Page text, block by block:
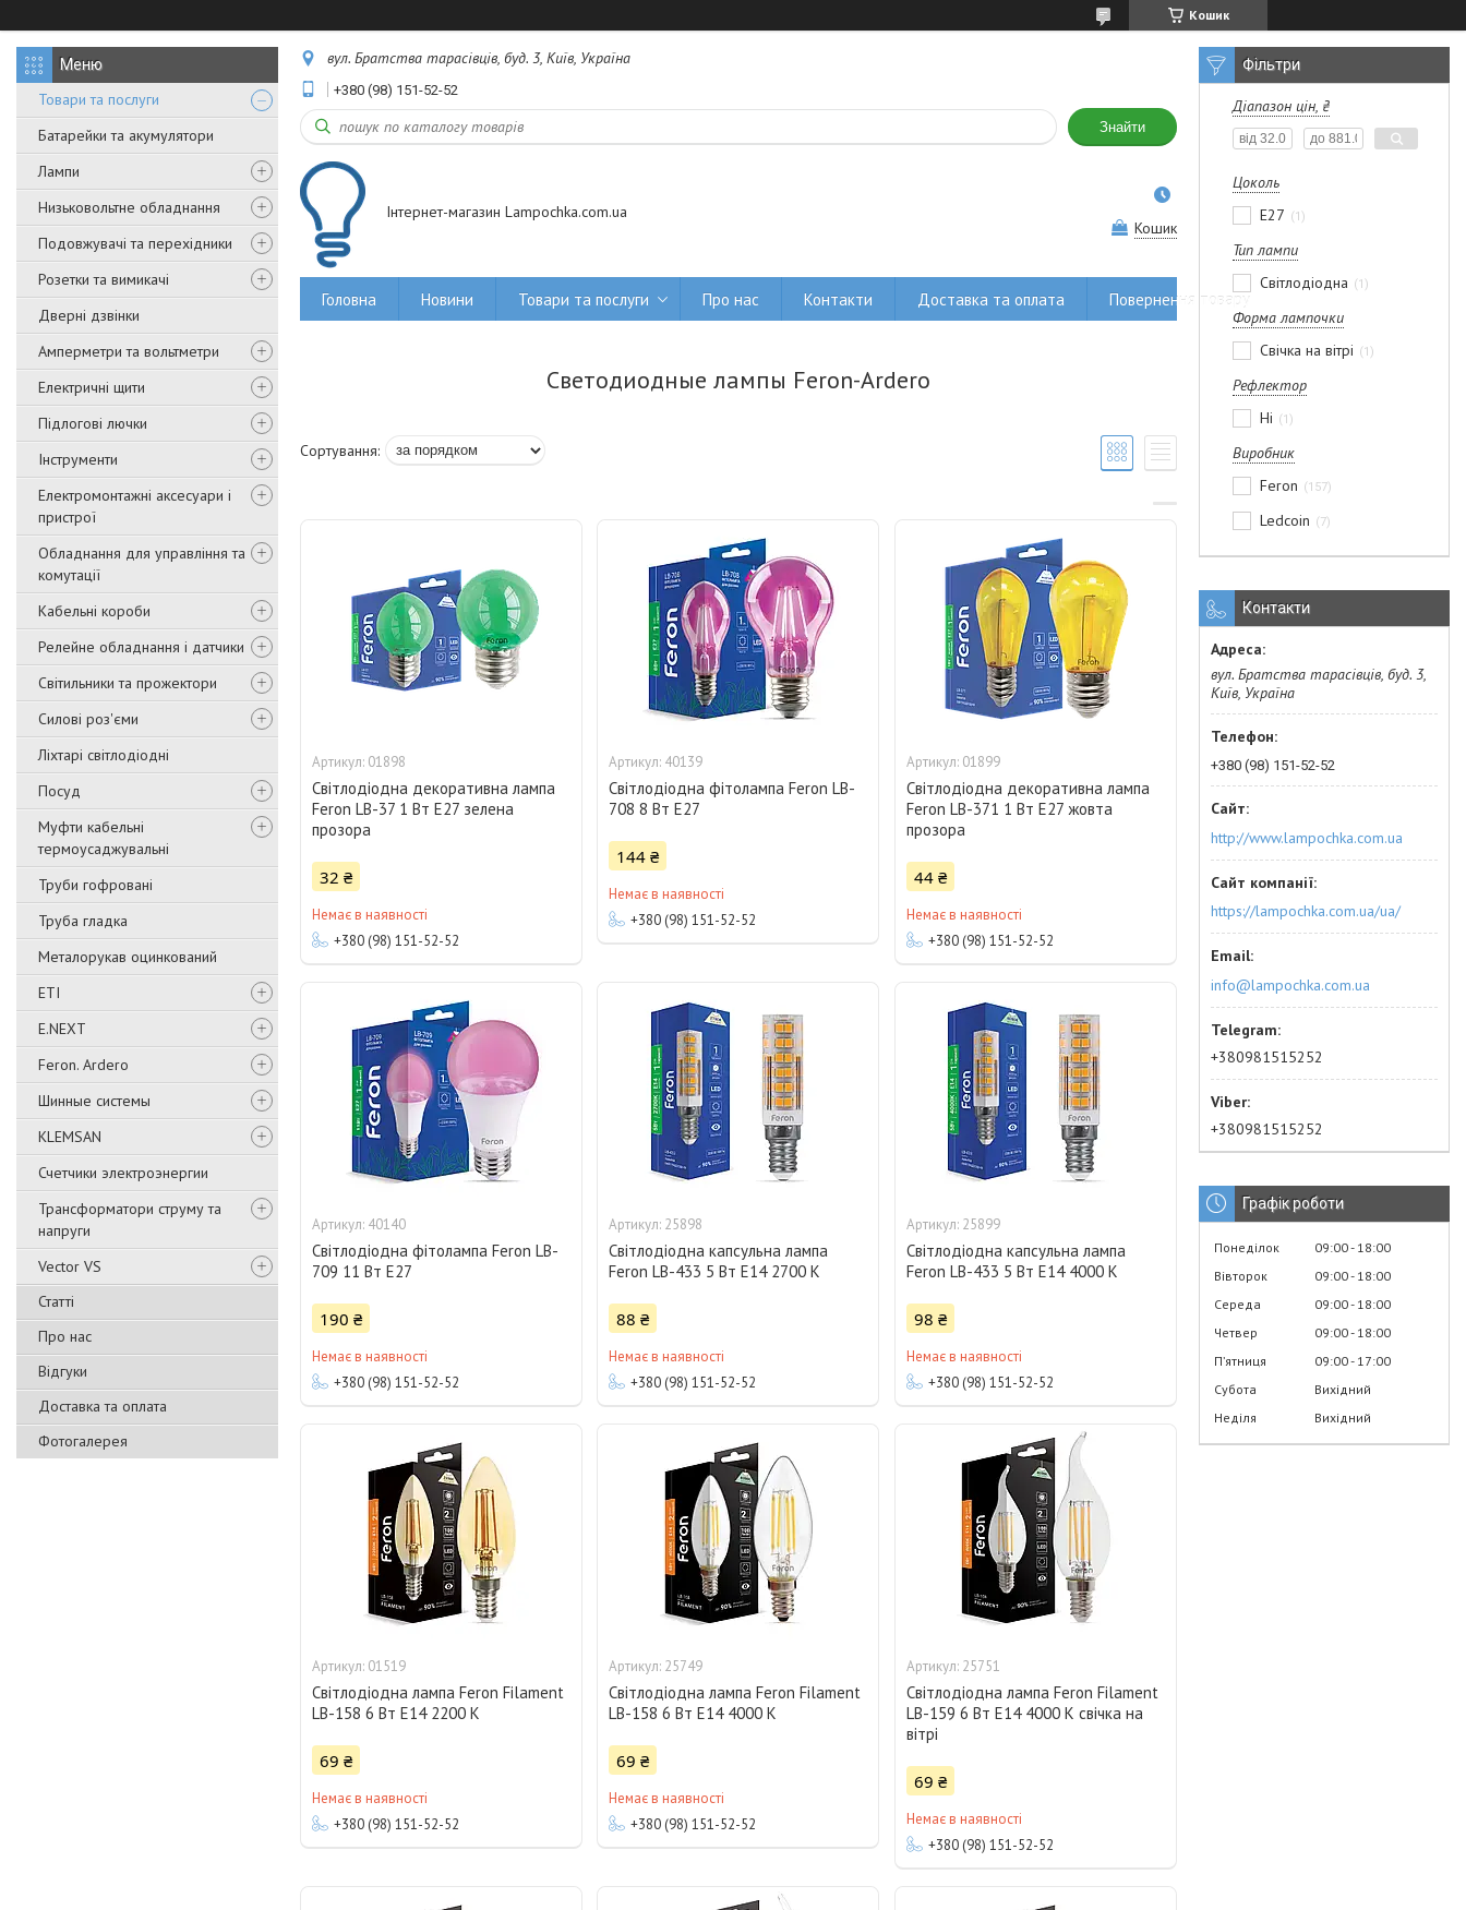
Кошик
Товари та послуги
Батарейки та акумулятори
Лампи
Низьковольтне обладнання
Подовжувачі та перехідники
Розетки та вимикачі
Дверні дзвінки
Амперметри та вольтметри
Електричні щити
Підлогові лючки
Інструменти
Електромонтажні аксесуари і
пристрої
Обладнання для управління та
комутації
Кабельні короби
Релейне обладнання і датчики
Світильники та прожектори
Силові роз'єми
Ліхтарі світлодіодні
Посуд
Муфти кабельні
термоусаджувальні
Труби гофровані
Труба гладка
Металорукав оцинкований
ETI
E.NEXT
Feron. Ardero
Шинные системы
KLEMSAN
Счетчики электроэнергии
Трансформатори струму та
напруги
Vector VS
Статті
Про нас
Відгуки
Доставка та оплата
Фотогалерея
вул. Братства тарасівців, буд. 3, Київ, Україна
+380 (98) 151-52-52
Знайти
Інтернет-магазин Lampochka.com.ua
Кошик
Головна Новини Товари та послуги Про нас Контакти Доставка та оплата Повернення товару
Светодиодные лампы Feron-Ardero
01898
Світлодіодна декоративна лампа
Feron LB-37 1 Вт E27 зелена
прозора
32 ₴
Немає в наявності
+380 (98) 151-52-52
40139
Світлодіодна фітолампа Feron LB-
708 8 Вт E27
144 ₴
Немає в наявності
+380 (98) 151-52-52
01899
Світлодіодна декоративна лампа
Feron LB-371 1 Вт E27 жовта
прозора
44 ₴
Немає в наявності
+380 (98) 151-52-52
40140
Світлодіодна фітолампа Feron LB-
709 11 Вт E27
190 ₴
Немає в наявності
+380 (98) 151-52-52
25898
Світлодіодна капсульна лампа
Feron LB-433 5 Вт Е14 2700 K
88 ₴
Немає в наявності
+380 (98) 151-52-52
25899
Світлодіодна капсульна лампа
Feron LB-433 5 Вт Е14 4000 K
98 ₴
Немає в наявності
+380 (98) 151-52-52
01519
Світлодіодна лампа Feron Filament
LB-158 6 Вт E14 2200 K
69 ₴
Немає в наявності
+380 (98) 151-52-52
25749
Світлодіодна лампа Feron Filament
LB-158 6 Вт E14 4000 K
69 ₴
Немає в наявності
+380 (98) 151-52-52
25751
Світлодіодна лампа Feron Filament
LB-159 6 Вт E14 4000 K свічка на
вітрі
69 ₴
Немає в наявності
+380 (98) 151-52-52
Фільтри
Діапазон цін, ₴
Цоколь
E27
1
Тип лампи
Світлодіодна
1
Форма лампочки
Свічка на вітрі
1
Рефлектор
Ні
1
Виробник
Feron
157
Ledcoin 7
Контакти
вул. Братства тарасівців, буд. 3,
Київ, Україна
+380 (98) 151-52-52
http://www.lampochka.com.ua
https://lampochka.com.ua/ua/
info@lampochka.com.ua
+380981515252
+380981515252
Графік роботи
Понеділок 09:00 18:00
Вівторок
09:00 18:00
Середа
09:00 18:00
Четвер
09:00 18:00
Пʼятниця
09:00 17:00
Субота
Вихідний
Неділя
Вихідний